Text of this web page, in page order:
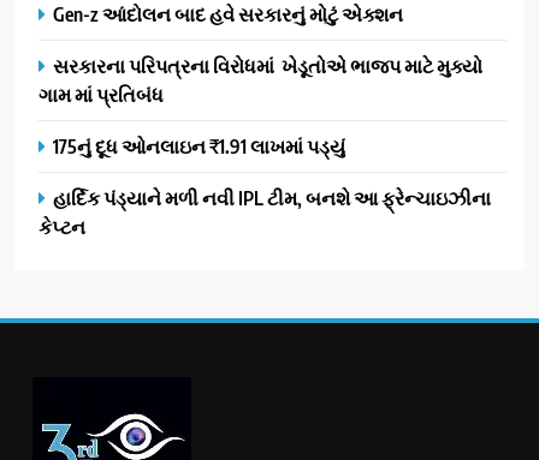
Gen-z આંદોલન બાદ હવે સરકારનું મોટું એક્શન
સરકારના પરિપત્રના વિરોધમાં ખેડૂતોએ ભાજપ માટે મુક્યો
ગામ માં પ્રતિબંધ
175નું દૂધ ઓનલાઇન ₹1.91 લાખમાં પડ્યું
હાર્દિક પંડ્યાને મળી નવી IPL ટીમ, બનશે આ ફ્રેન્ચાઇઝીના
કેપ્ટન